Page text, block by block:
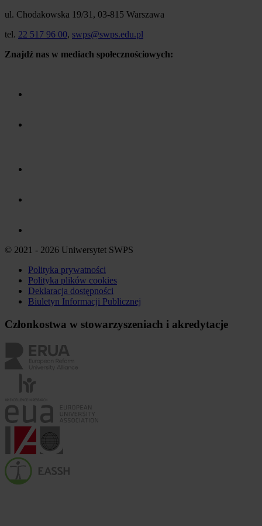
ul. Chodakowska 19/31, 03-815 Warszawa
tel. 22 517 96 00, swps@swps.edu.pl
Znajdź nas w mediach społecznościowych:
© 2021 - 2026 Uniwersytet SWPS
Polityka prywatności
Polityka plików cookies
Deklaracja dostępności
Biuletyn Informacji Publicznej
Członkostwa w stowarzyszeniach i akredytacje